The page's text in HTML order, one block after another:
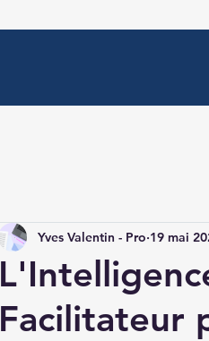
Facilitateur
Yves Valentin - Pro 19 mai